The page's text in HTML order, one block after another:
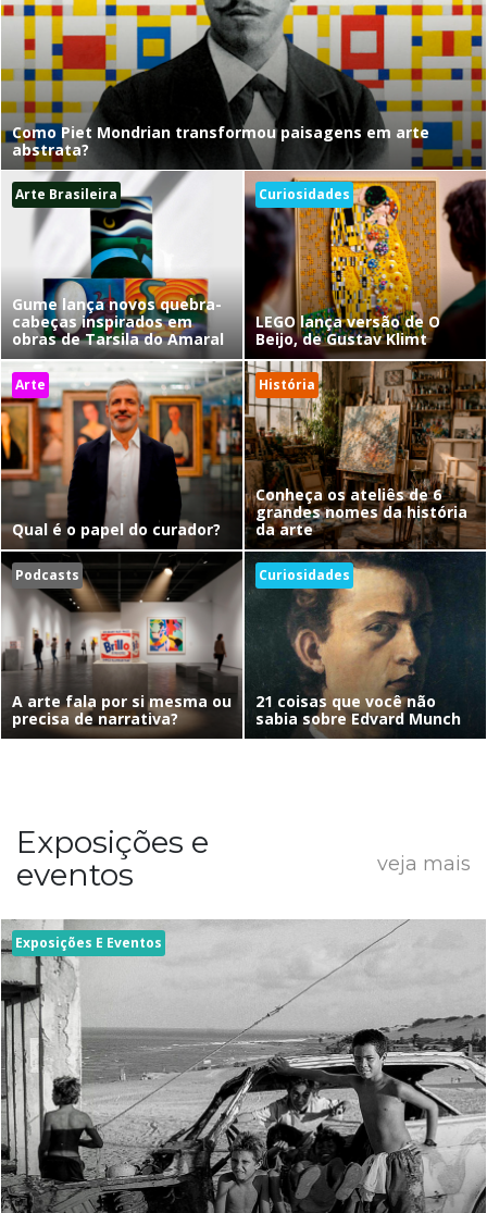
Como Piet Mondrian transformou paisagens em arte
abstrata?
Arte Brasileira
Gume lança novos quebra-
cabeças inspirados em
obras de Tarsila do Amaral
Curiosidades
LEGO lança versão de O
Beijo, de Gustav Klimt
Arte
Qual é o papel do curador?
História
Conheça os ateliês de 6
grandes nomes da história
da arte
Podcasts
A arte fala por si mesma ou
precisa de narrativa?
Curiosidades
21 coisas que você não
sabia sobre Edvard Munch
Exposições e
eventos
veja mais
Exposições E Eventos